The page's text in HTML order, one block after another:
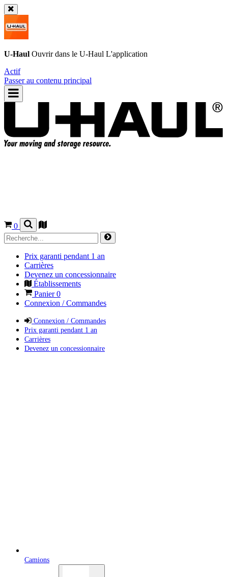
U-Haul Ouvrir dans le U-Haul L'application
Actif
Passer au contenu principal
0
Prix garanti pendant 1 an
Carrières
Devenez un concessionnaire
Établissements
Panier0
Connexion / Commandes
Connexion / Commandes
Prix garanti pendant 1 an
Carrières
Devenez un concessionnaire
Camions